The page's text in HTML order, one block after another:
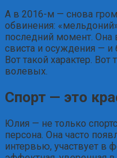
А в 2016-м — снова
обвинения:
последний момент. Она
свиста и осуждения —
Вот такой характер.
волевых.
Спорт — это
Юлия — не только
персона. Она часто
интервью, участвует в